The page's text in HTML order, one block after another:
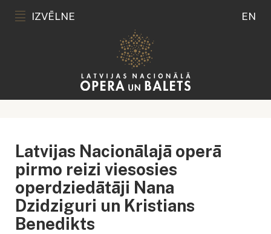
IZVĒLNE EN
Latvijas Nacionālajā operā
pirmo reizi viesosies
operdziedātāji Nana
Dzidziguri un Kristians
Benedikts